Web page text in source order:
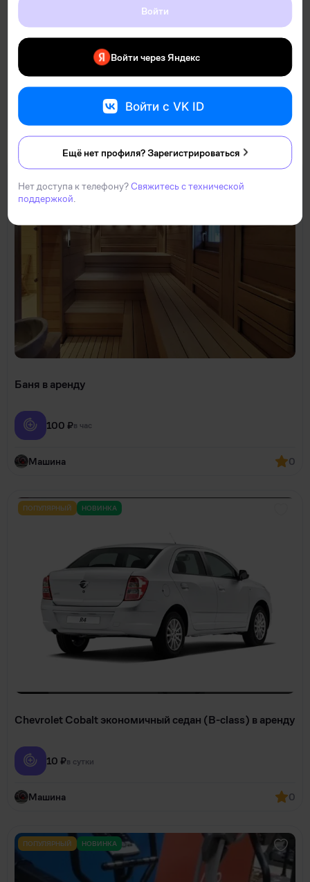
Аренда автомобиля Dacia Stepway
150 ₽в сутки
Аренда легковых автомобилей 0(1
ПОПУЛЯРНЫЙ НОВИНКА
Баня в аренду
100 ₽в час
Машина 0
ПОПУЛЯРНЫЙ НОВИНКА
Chevrolet Cobalt экономичный седан (B-class) в аренду
10 ₽в сутки
Машина 0
ПОПУЛЯРНЫЙ НОВИНКА
Войти
Войти через Яндекс
Войти с VK ID
Ещё нет профиля? Зарегистрироваться
Нет доступа к телефону?Свяжитесь с технической
поддержкой